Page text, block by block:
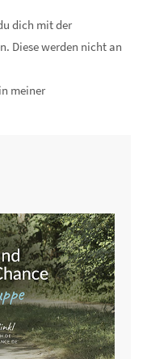
dich mit der
Diese werden nicht an
meiner